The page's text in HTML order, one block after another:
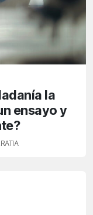
la
ensayo y